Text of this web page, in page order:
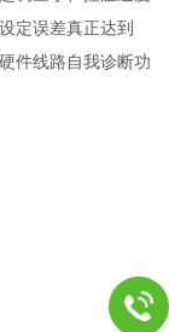
定误差真正达到
件线路自我诊断功